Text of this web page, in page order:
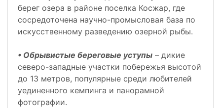
берег озера в районе поселка Косжар, где
сосредоточена научно-промысловая база по
искусственному разведению озерной рыбы.
• Обрывистые береговые уступы – дикие
северо-западные участки побережья высотой
до 13 метров, популярные среди любителей
уединенного кемпинга и панорамной
фотографии.